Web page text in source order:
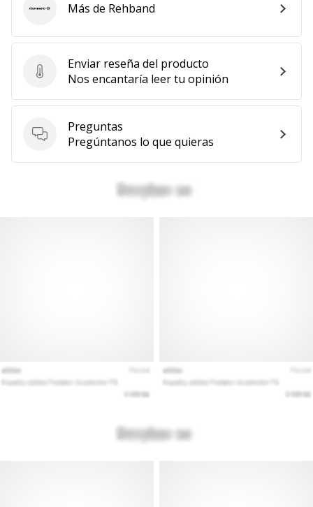
Enviar reseña del producto
Enviar reseña del producto
Nos encantaría leer tu opinión
Preguntas
Preguntas
Pregúntanos lo que quieras
RehbandMás de Rehband